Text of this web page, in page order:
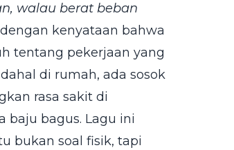
walau berat beban
kenyataan bahwa
tentang pekerjaan yang
di rumah, ada sosok
rasa sakit di
baju bagus. Lagu ini
bukan soal fisik, tapi